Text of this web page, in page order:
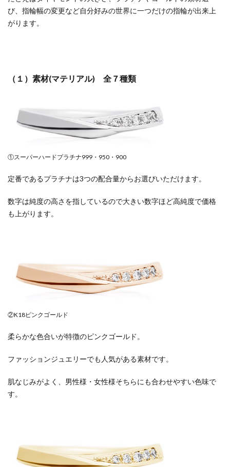
び、指輪幅の変更など自分好みの世界に一つだけの指輪が出来上
がります。
（１）素材(マテリアル) 全７種類
①スーパーハードプラチナ999・950・900
定番であるプラチナは3つの配合量からお選びいただけます。
数字は純度の高さを指しているので大きい数字ほど高純度で価格
も上がります。
②K18ピンクゴールド
柔らかな色合いが特徴のピンクゴールド。
ファッションジュエリーでも人気がある素材です。
肌なじみがよく、男性様・女性様そちらにも合わせやすい色味で
す。